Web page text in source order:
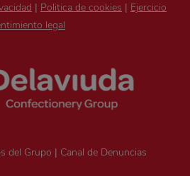
| Politica de cookies | Ejercicio
legal
del Grupo | Canal de Denuncias